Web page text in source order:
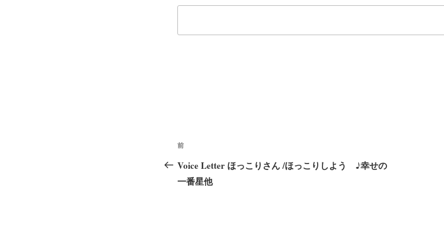
投
稿
ナ
前
の
投
前
Voice Letter ほっこりさん /ほっこりしよう ♪幸せの
一番星他